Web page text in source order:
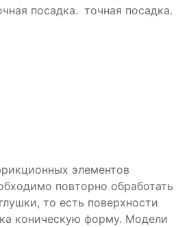
посадка. точная посадка.
элементов
повторно обработать
то есть поверхности
коническую форму. Модели